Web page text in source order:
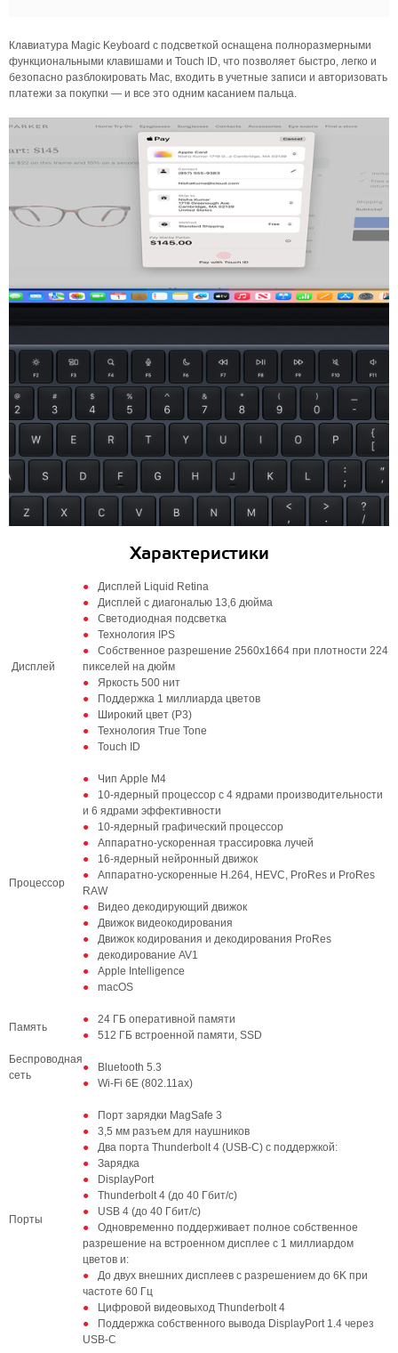
Клавиатура Magic Keyboard с подсветкой оснащена полноразмерными
функциональными клавишами и Touch ID, что позволяет быстро, легко и
безопасно разблокировать Mac, входить в учетные записи и авторизовать
платежи за покупки — и все это одним касанием пальца.
Характеристики
Дисплей
Дисплей Liquid Retina
Дисплей с диагональю 13,6 дюйма
Светодиодная подсветка
Технология IPS
Собственное разрешение 2560x1664 при плотности 224
пикселей на дюйм
Яркость 500 нит
Поддержка 1 миллиарда цветов
Широкий цвет (P3)
Технология True Tone
Touch ID
Процессор
Чип Apple M4
10-ядерный процессор с 4 ядрами производительности
и 6 ядрами эффективности
10-ядерный графический процессор
Аппаратно-ускоренная трассировка лучей
16-ядерный нейронный движок
Аппаратно-ускоренные H.264, HEVC, ProRes и ProRes
RAW
Видео декодирующий движок
Движок видеокодирования
Движок кодирования и декодирования ProRes
декодирование AV1
Apple Intelligence
macOS
Память
24 ГБ оперативной памяти
512 ГБ встроенной памяти, SSD
Беспроводная
сеть
Bluetooth 5.3
Wi-Fi 6E (802.11ax)
Порты
Порт зарядки MagSafe 3
3,5 мм разъем для наушников
Два порта Thunderbolt 4 (USB-C) с поддержкой:
Зарядка
DisplayPort
Thunderbolt 4 (до 40 Гбит/с)
USB 4 (до 40 Гбит/с)
Одновременно поддерживает полное собственное
разрешение на встроенном дисплее с 1 миллиардом
цветов и:
До двух внешних дисплеев с разрешением до 6K при
частоте 60 Гц
Цифровой видеовыход Thunderbolt 4
Поддержка собственного вывода DisplayPort 1.4 через
USB-C